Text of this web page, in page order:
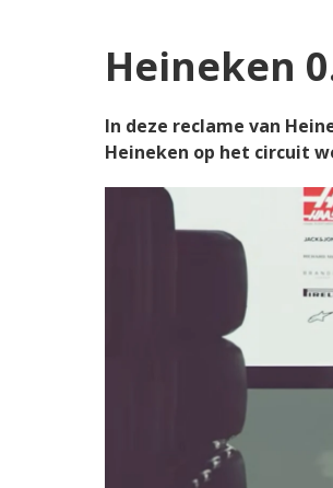
Heineken
In deze reclame van
Heineken op het circuit